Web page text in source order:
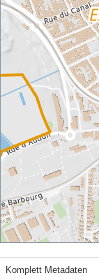
Komplett Metadaten